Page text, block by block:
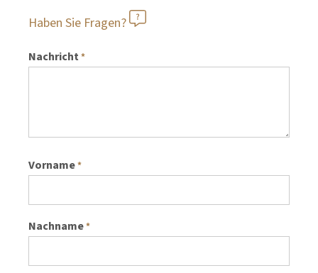
Haben Sie Fragen?
Nachricht*
Vorname*
Nachname*